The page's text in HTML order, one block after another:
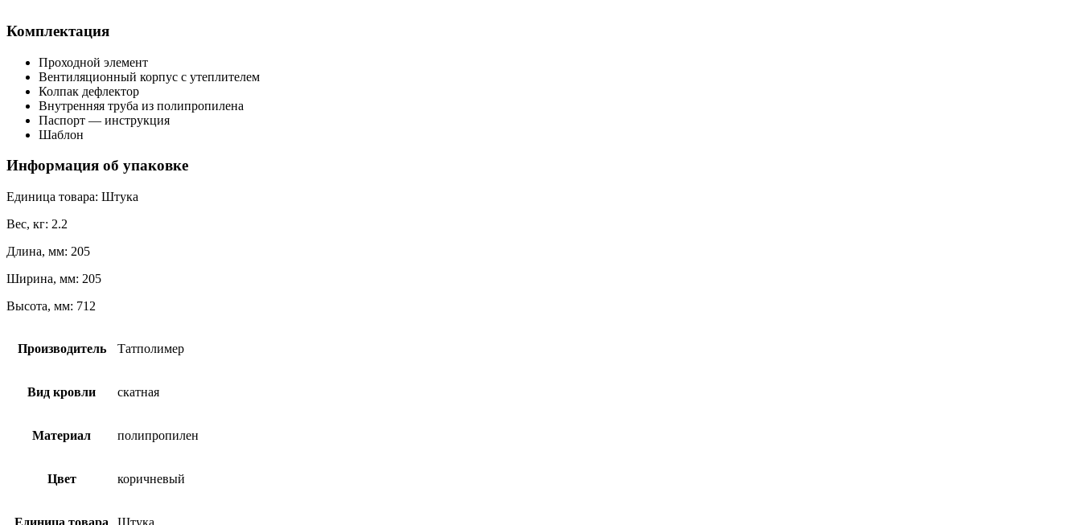
Комплектация
Проходной элемент
Вентиляционный корпус с утеплителем
Колпак дефлектор
Внутренняя труба из полипропилена
Паспорт — инструкция
Шаблон
Информация об упаковке
Единица товара: Штука
Вес, кг: 2.2
Длина, мм: 205
Ширина, мм: 205
Высота, мм: 712
Производитель Татполимер
Вид кровли скатная
Материал полипропилен
Цвет коричневый
Единица товара Штука